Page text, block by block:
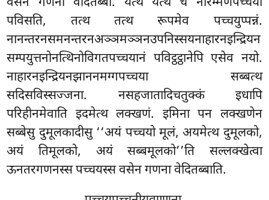
पविसति, तत्थ तत्थ रूपमेव पच्चयुप्पन्नं.
नानन्तरनसमनन्तरनअञ्ञमञ्ञनउपनिस्सयनाहारनइन्द्रियन
सम्पयुत्तनोनत्थिनोविगतपच्चयानं पविट्ठट्ठानेपि एसेव नयो.
नाहारनइन्द्रियनझाननमग्गपच्चया सब्बत्थ
सदिसविस्सज्जना. नसहजातादिचतुक्कं इधापि
परिहीनमेवाति इदमेत्थ लक्खणं. इमिना पन लक्खणेन
सब्बेसु दुमूलकादीसु ‘‘अयं पच्चयो मूलं, अयमेत्थ दुमूलको,
अयं तिमूलको, अयं सब्बमूलको’’ति सल्लक्खेत्वा
ऊनतरगणनस्स पच्चयस्स वसेन गणना वेदितब्बाति.